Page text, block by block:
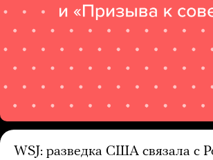
WSJ: разведка США связала с